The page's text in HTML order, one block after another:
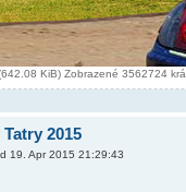
KiB) Zobrazené 3562724
2015
19. Apr 2015 21:29:43